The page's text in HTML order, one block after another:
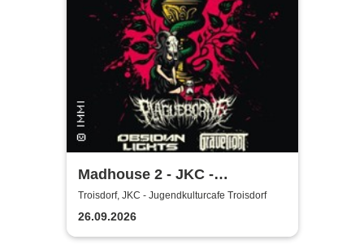
Madhouse 2 - JKC -
Jugendkulturcafe Troisdorf
Troisdorf, JKC - Jugendkulturcafe Troisdorf
26.09.2026